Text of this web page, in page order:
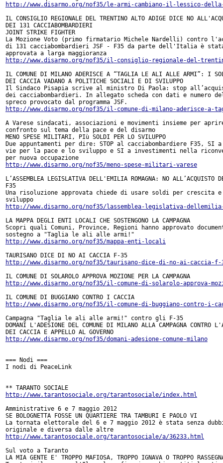
http://www.disarmo.org/nof35/le-armi-cambiano-il-lessico-
IL CONSIGLIO REGIONALE DEL TRENTINO ALTO ADIGE DICE NO
DEI 131 CACCIABOMBARDIERI
JOINT STRIKE FIGHTER
La Mozione Voto (primo firmatario Michele Nardelli) contro
di 131 cacciabombardieri JSF - F35 da parte dell'Italia è
approvata a larga maggioranza
http://www.disarmo.org/nof35/il-consiglio-regionale-del-
IL COMUNE DI MILANO ADERISCE A “TAGLIA LE ALI ALLE ARMI”: I
DEI CACCIA VADANO A POLITICHE SOCIALI E DI SVILUPPO
Il Sindaco Pisapia scrive al ministro Di Paola: stop
dei cacciabombardieri. In allegato scheda con dati e numero
http://www.disarmo.org/nof35/il-comune-di-milano-aderisce-
A Varese sindacati, associazioni e movimenti insieme per
confronto sul tema della pace e del disarmo
MENO SPESE MILITARI, PIù SOLDI PER LO SVILUPPO
Due appuntamenti per dire: STOP al cacciabombardiere F35, SI a
vie per la pace e lo sviluppo e SI a investimenti nella
per nuova occupazione
http://www.disarmo.org/nof35/meno-spese-militari-varese
L’ASSEMBLEA LEGISLATIVA DELL'EMILIA ROMAGNA: NO ALL’ACQUISTO
F35
Una risoluzione approvata chiede di usare soldi per crescita e
sviluppo
http://www.disarmo.org/nof35/lassemblea-legislativa-
LA MAPPA DEGLI ENTI LOCALI CHE SOSTENGONO LA CAMPAGNA
Scopri quali Comuni, Province, Regioni hanno approvato
http://www.disarmo.org/nof35/mappa-enti-locali
TAURISANO DICE DI NO AI CACCIA F-35
http://www.disarmo.org/nof35/taurisano-dice-di-no-ai-caccia-f-
IL COMUNE DI SOLAROLO APPROVA MOZIONE PER LA CAMPAGNA
http://www.disarmo.org/nof35/il-comune-di-solarolo-approva-
IL COMUNE DI BUGGIANO CONTRO I CACCIA
http://www.disarmo.org/nof35/il-comune-di-buggiano-contro-i-
Campagna "Taglia le ali alle armi!" contro gli F-35
DOMANI L'ADESIONE DEL COMUNE DI MILANO ALLA CAMPAGNA CONTRO
DEI CACCIA E APPELLO AL GOVERNO
http://www.disarmo.org/nof35/domani-adesione-comune-milano
=== Nodi ===
I nodi di PeaceLink
** TARANTO SOCIALE
http://www.tarantosociale.org/tarantosociale/index.html
Amministrative 6 e 7 maggio 2012
SE BOLOGNETTA FOSSE UN QUARTIERE TRA TAMBURI E PAOLO VI
La tornata elettorale del 6 e 7 maggio 2012 è stata senza
originale e diversa dalle altre
http://www.tarantosociale.org/tarantosociale/a/36233.html
Sul voto a Taranto
LA MIA GENTE E' TROPPO MAFIOSA, TROPPO IGNAVA O TROPPO